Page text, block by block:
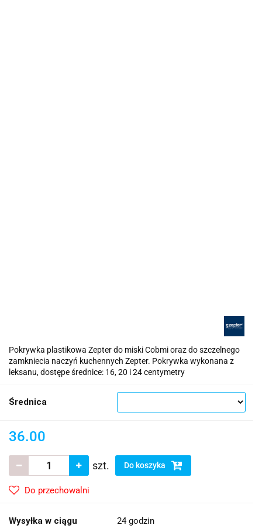
Pokrywka plastikowa Zepter do miski Cobmi oraz do szczelnego
zamkniecia naczyń kuchennych Zepter. Pokrywka wykonana z
leksanu, dostępe średnice: 16, 20 i 24 centymetry
Średnica
36.00
szt. Do koszyka
Do przechowalni
Wysyłka w ciągu 24 godzin